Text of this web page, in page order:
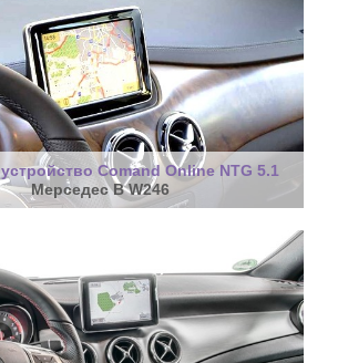
Comand Online NTG 5.1
Мерседес B W246